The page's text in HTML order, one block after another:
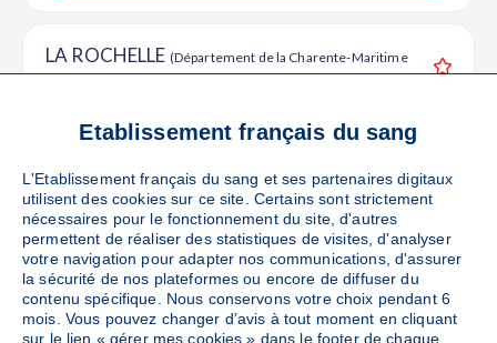
LA ROCHELLE (Département de la Charente-Maritime
Le mardi 29 septembre de 12h à 15h30
DÉTAILS DE LA COLLECTE
LA ROCHELLE(Quai Louis Prunier - 17000)
Collecte Mobile Sang
Etablissement français du sang
L'Etablissement français du sang et ses partenaires digitaux
utilisent des cookies sur ce site. Certains sont strictement
nécessaires pour le fonctionnement du site, d'autres
permettent de réaliser des statistiques de visites, d'analyser
votre navigation pour adapter nos communications, d'assurer
la sécurité de nos plateformes ou encore de diffuser du
contenu spécifique. Nous conservons votre choix pendant 6
mois. Vous pouvez changer d’avis à tout moment en cliquant
sur le lien « gérer mes cookies » dans le footer de chaque